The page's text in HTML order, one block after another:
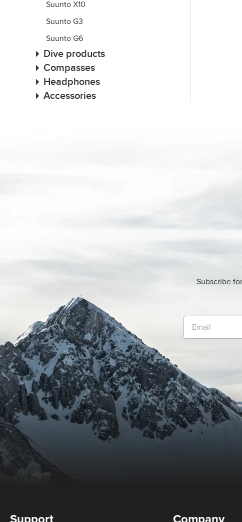
Suunto X10
Suunto G3
Suunto G6
Dive products
Compasses
Headphones
Accessories
Subscribe
Support Company